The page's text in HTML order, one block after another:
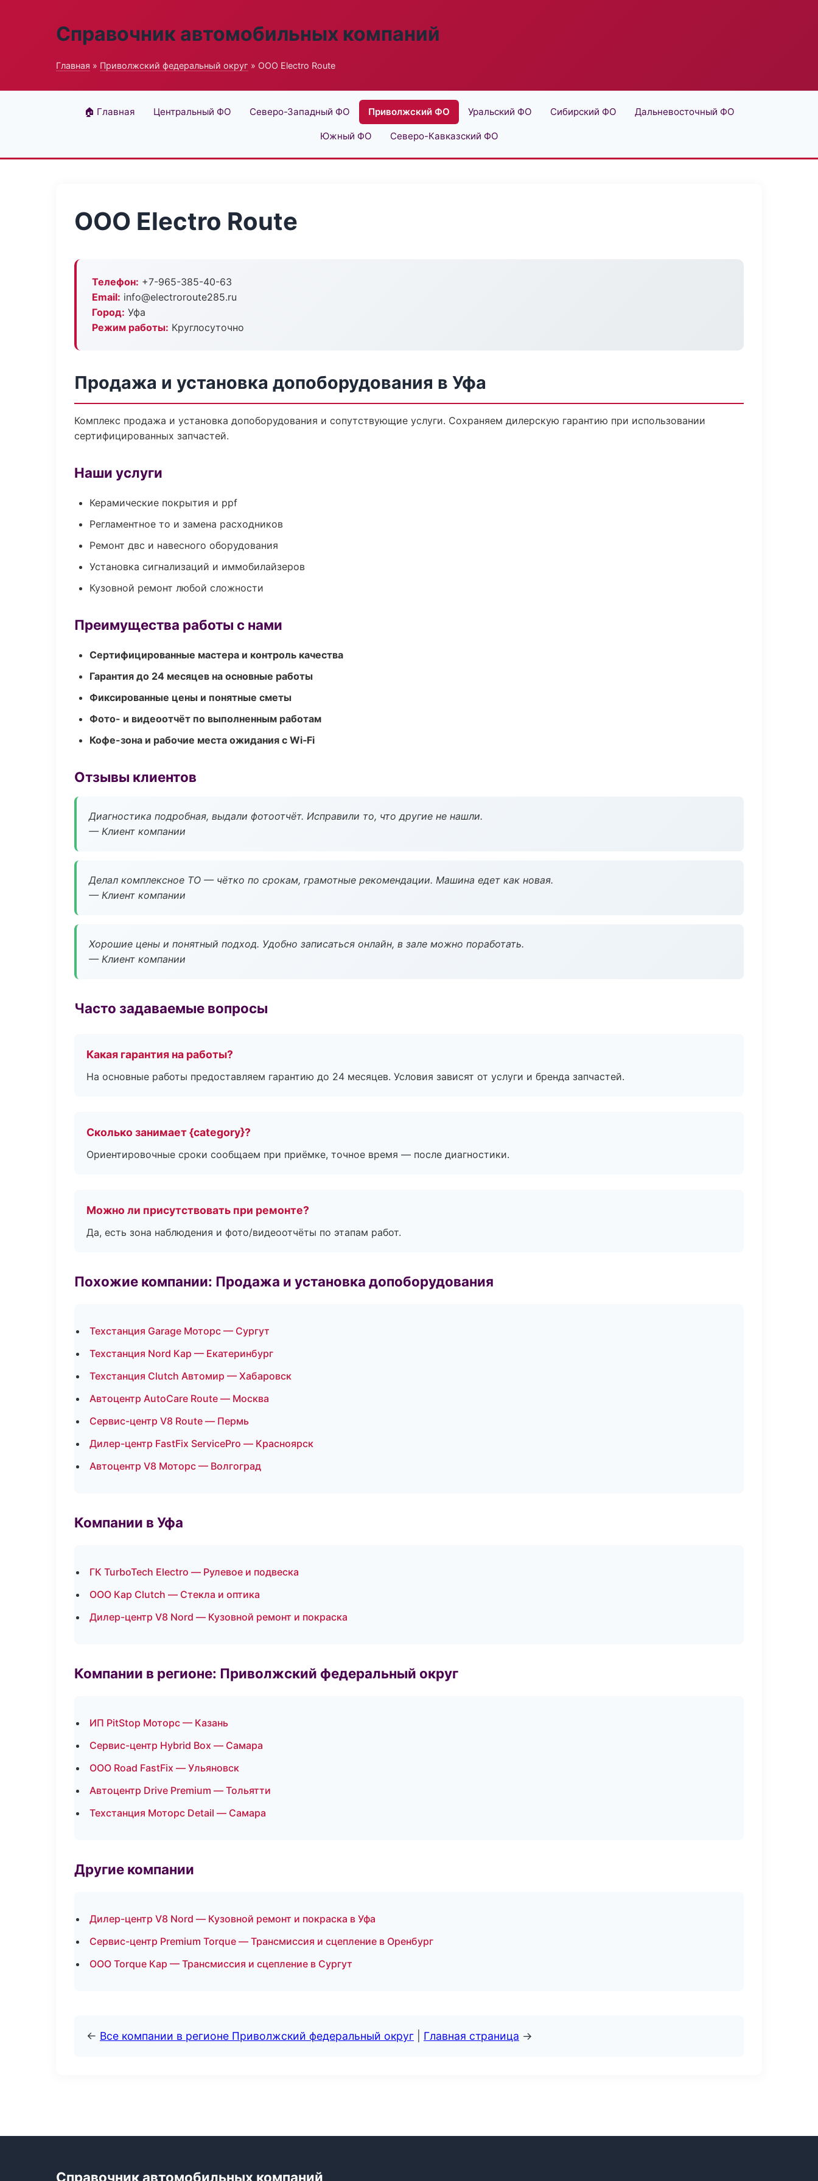
Справочник автомобильных компаний
Главная » Приволжский федеральный округ » ООО Electro Route
🏠 Главная Центральный ФО Северо-Западный ФО Приволжский ФО Уральский ФО Сибирский ФО Дальневосточный ФО
Южный ФО Северо-Кавказский ФО
ООО Electro Route
Телефон: +7-965-385-40-63
Email: info@electroroute285.ru
Город: Уфа
Режим работы: Круглосуточно
Продажа и установка допоборудования в Уфа
Комплекс продажа и установка допоборудования и сопутствующие услуги. Сохраняем дилерскую гарантию при использовании
сертифицированных запчастей.
Наши услуги
Керамические покрытия и ppf
Регламентное то и замена расходников
Ремонт двс и навесного оборудования
Установка сигнализаций и иммобилайзеров
Кузовной ремонт любой сложности
Преимущества работы с нами
Сертифицированные мастера и контроль качества
Гарантия до 24 месяцев на основные работы
Фиксированные цены и понятные сметы
Фото- и видеоотчёт по выполненным работам
Кофе-зона и рабочие места ожидания с Wi‑Fi
Отзывы клиентов
Диагностика подробная, выдали фотоотчёт. Исправили то, что другие не нашли.
— Клиент компании
Делал комплексное ТО — чётко по срокам, грамотные рекомендации. Машина едет как новая.
— Клиент компании
Хорошие цены и понятный подход. Удобно записаться онлайн, в зале можно поработать.
— Клиент компании
Часто задаваемые вопросы
Какая гарантия на работы?
На основные работы предоставляем гарантию до 24 месяцев. Условия зависят от услуги и бренда запчастей.
Сколько занимает {category}?
Ориентировочные сроки сообщаем при приёмке, точное время — после диагностики.
Можно ли присутствовать при ремонте?
Да, есть зона наблюдения и фото/видеоотчёты по этапам работ.
Похожие компании: Продажа и установка допоборудования
Техстанция Garage Моторс — Сургут
Техстанция Nord Кар — Екатеринбург
Техстанция Clutch Автомир — Хабаровск
Автоцентр AutoCare Route — Москва
Сервис-центр V8 Route — Пермь
Дилер-центр FastFix ServicePro — Красноярск
Автоцентр V8 Моторс — Волгоград
Компании в Уфа
ГК TurboTech Electro — Рулевое и подвеска
ООО Кар Clutch — Стекла и оптика
Дилер-центр V8 Nord — Кузовной ремонт и покраска
Компании в регионе: Приволжский федеральный округ
ИП PitStop Моторс — Казань
Сервис-центр Hybrid Box — Самара
ООО Road FastFix — Ульяновск
Автоцентр Drive Premium — Тольятти
Техстанция Моторс Detail — Самара
Другие компании
Дилер-центр V8 Nord — Кузовной ремонт и покраска в Уфа
Сервис-центр Premium Torque — Трансмиссия и сцепление в Оренбург
ООО Torque Кар — Трансмиссия и сцепление в Сургут
← Все компании в регионе Приволжский федеральный округ Главная страница →
Справочник автомобильных компаний